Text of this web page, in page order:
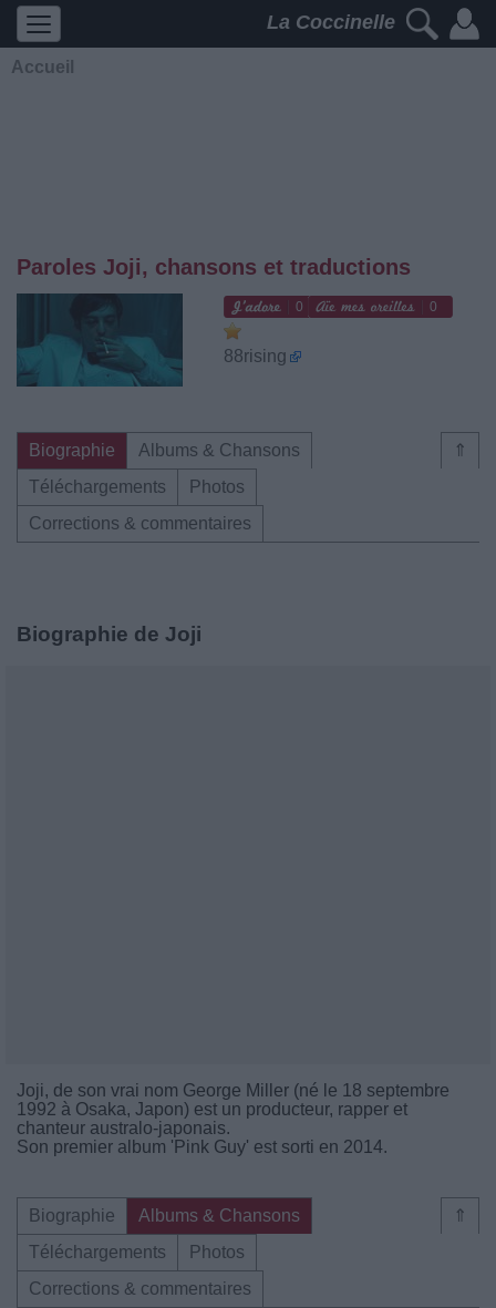
La Coccinelle
Accueil
Paroles Joji, chansons et traductions
0 0
88rising
⇑
Biographie
Albums & Chansons
Téléchargements
Photos
Corrections & commentaires
Biographie de Joji
Joji, de son vrai nom George Miller (né le 18 septembre
1992 à Osaka, Japon) est un producteur, rapper et
chanteur australo-japonais.
Son premier album 'Pink Guy' est sorti en 2014.
⇑
Biographie
Albums & Chansons
Téléchargements
Photos
Corrections & commentaires